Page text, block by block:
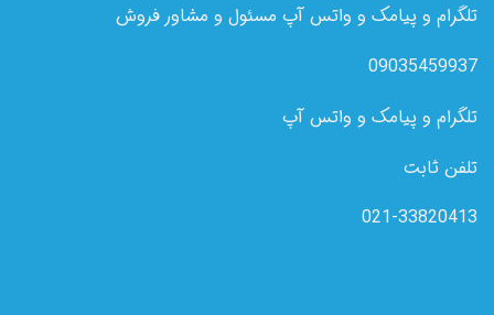
تلگرام و پیامک و واتس آپ مسئول و مشاور فروش
09035459937
تلگرام و پیامک و واتس آپ
تلفن ثابت
021-33820413